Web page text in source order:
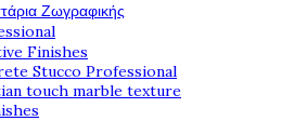
Ζωγραφικής
Finishes
Stucco Professional
touch marble texture